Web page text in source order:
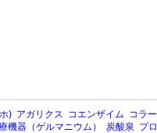
) アガリクス コエンザイム コラー
機器（ゲルマニウム） 炭酸泉 プロ